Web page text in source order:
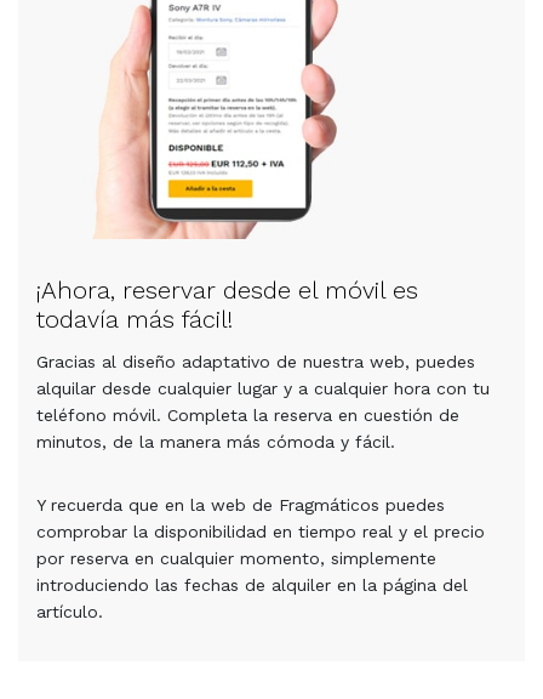
¡Ahora, reservar desde el móvil es
todavía más fácil!
Gracias al diseño adaptativo de nuestra web, puedes
alquilar desde cualquier lugar y a cualquier hora con tu
teléfono móvil. Completa la reserva en cuestión de
minutos, de la manera más cómoda y fácil.
Y recuerda que en la web de Fragmáticos puedes
comprobar la disponibilidad en tiempo real y el precio
por reserva en cualquier momento, simplemente
introduciendo las fechas de alquiler en la página del
artículo.